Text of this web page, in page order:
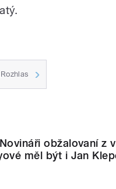
obžalovaní z
měl být i Jan